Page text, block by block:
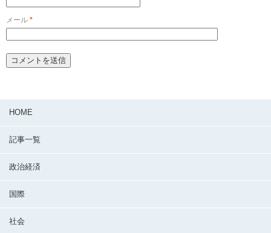
メール *
HOME
記事一覧
政治経済
国際
社会